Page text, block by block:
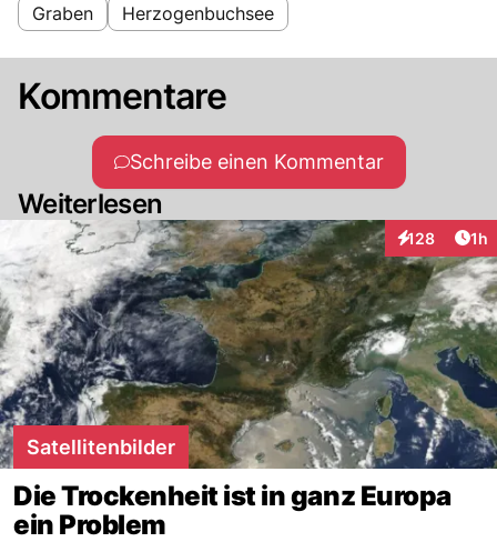
Graben Herzogenbuchsee
Kommentare
Schreibe einen Kommentar
Weiterlesen
128
Interaktionen
1h
Satellitenbilder
Die Trockenheit ist in ganz Europa
ein Problem